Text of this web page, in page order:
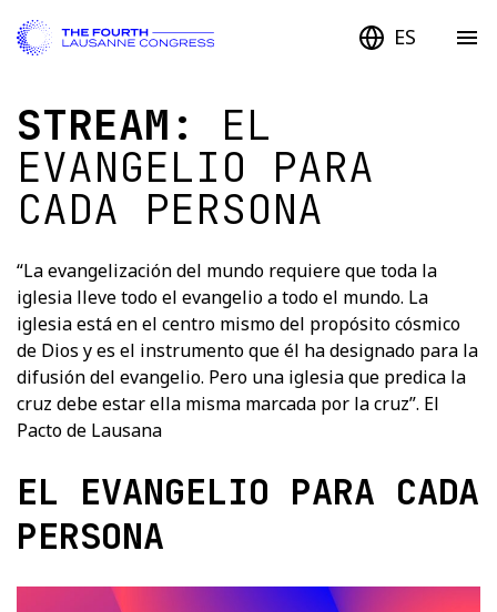
ES
STREAM: EL
EVANGELIO PARA
CADA PERSONA
“La evangelización del mundo requiere que toda la
iglesia lleve todo el evangelio a todo el mundo. La
iglesia está en el centro mismo del propósito cósmico
de Dios y es el instrumento que él ha designado para la
difusión del evangelio. Pero una iglesia que predica la
cruz debe estar ella misma marcada por la cruz”. El
Pacto de Lausana
EL EVANGELIO PARA CADA
PERSONA